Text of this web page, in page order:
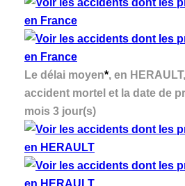
Le délai moyen*, en
accident mortel et la date de
mois 3 jour(s)